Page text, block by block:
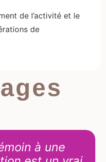
de l’activité et le
de
à une